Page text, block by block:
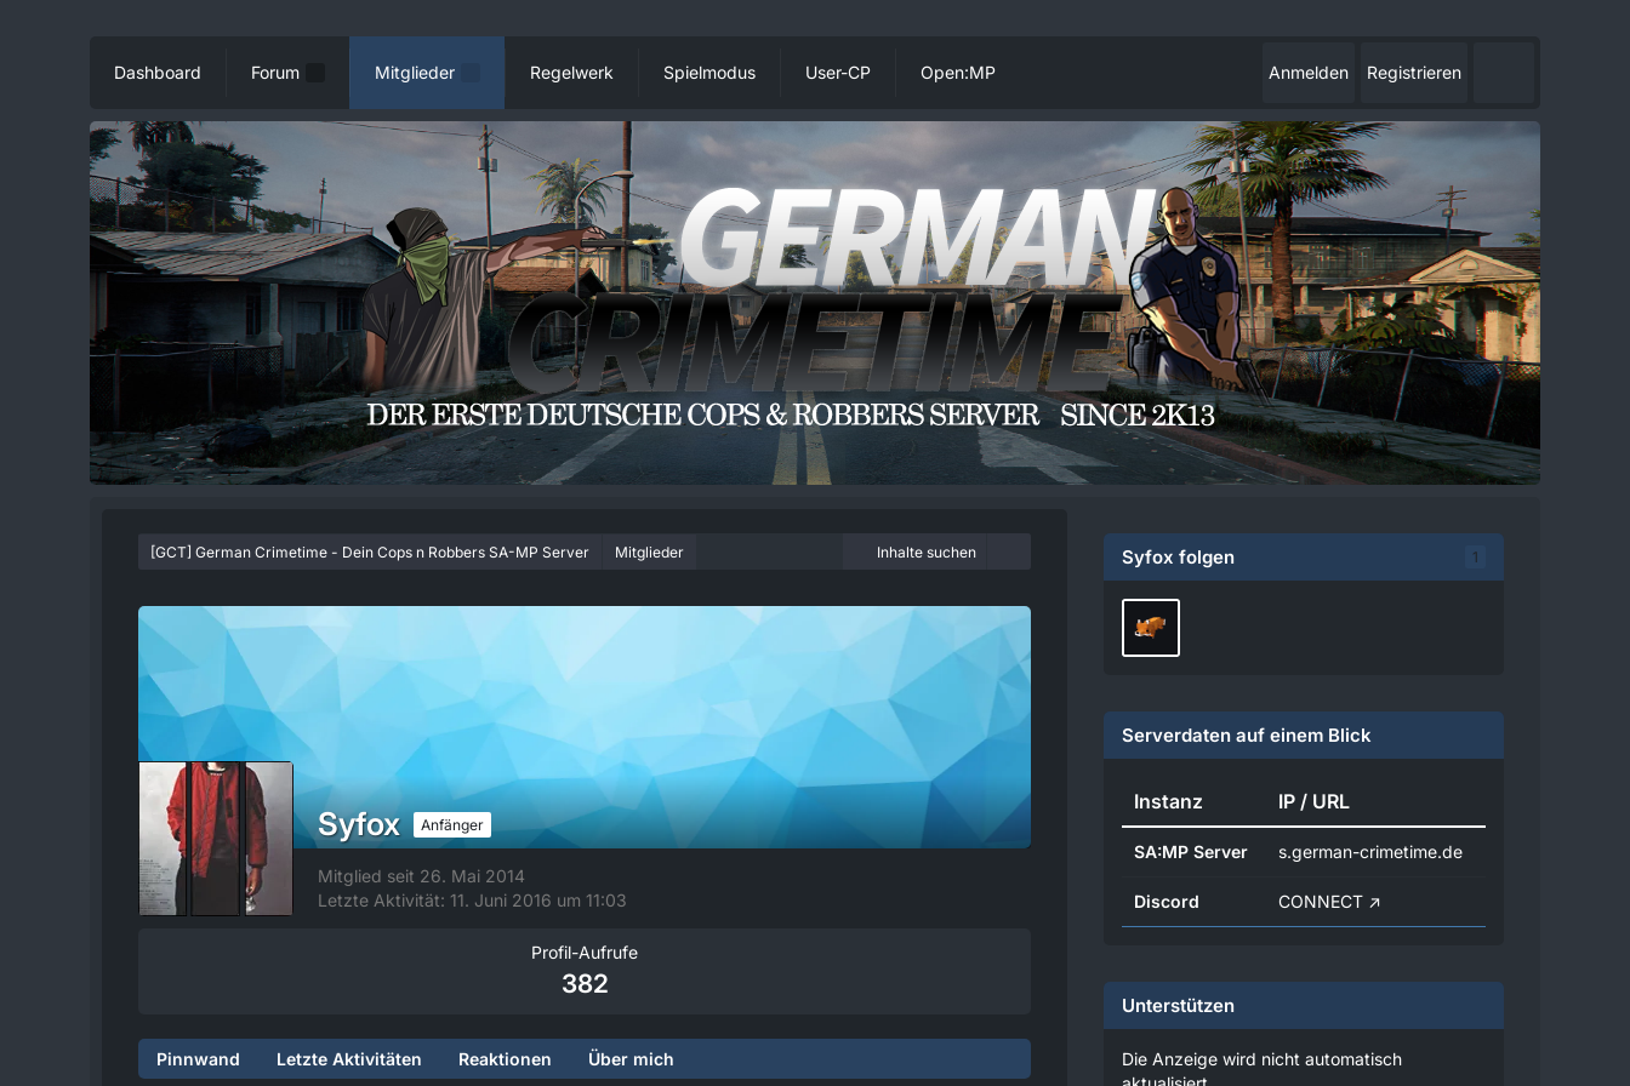
Dashboard Forum Mitglieder Regelwerk Spielmodus User-CP Open:MP Anmelden Registrieren
[GCT] German Crimetime - Dein Cops n Robbers SA-MP Server Mitglieder Inhalte suchen
Syfox Anfänger
Mitglied seit 26. Mai 2014
Letzte Aktivität: 11. Juni 2016 um 11:03
Profil-Aufrufe
382
Pinnwand Letzte Aktivitäten Reaktionen Über mich
Syfox folgen 1
Serverdaten auf einem Blick
Instanz IP / URL
SA:MP Server s.german-crimetime.de
Discord CONNECT
Unterstützen
Die Anzeige wird nicht automatisch